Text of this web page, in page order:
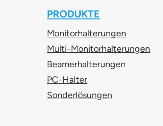
PRODUKTE
Monitorhalterungen
Multi-Monitorhalterungen
Beamerhalterungen
PC-Halter
Sonderlösungen